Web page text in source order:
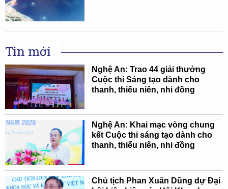
Tin mới
Nghệ An: Trao 44 giải thưởng
Cuộc thi Sáng tạo dành cho
thanh, thiếu niên, nhi đồng
Nghệ An: Khai mạc vòng chung
kết Cuộc thi sáng tạo dành cho
thanh, thiếu niên, nhi đồng
Chủ tịch Phan Xuân Dũng dự Đại